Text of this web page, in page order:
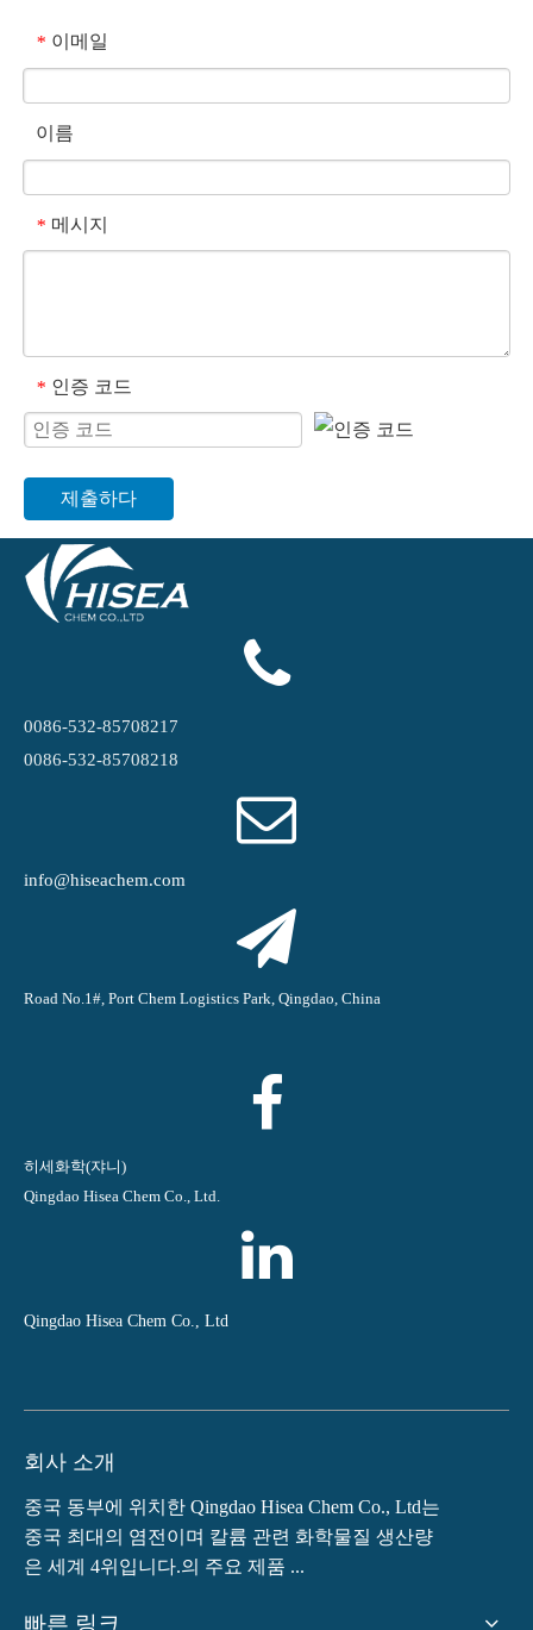
* 이메일
이름
* 메시지
* 인증 코드
제출하다
0086-532-85708217
0086-532-85708218
info@hiseachem.com
Road No.1#, Port Chem Logistics Park, Qingdao, China
히세화학(쟈니)
Qingdao Hisea Chem Co., Ltd.
Qingdao Hisea Chem Co., Ltd
회사 소개
중국 동부에 위치한 Qingdao Hisea Chem Co., Ltd는
중국 최대의 염전이며 칼륨 관련 화학물질 생산량
은 세계 4위입니다.의 주요 제품 ...
빠른 링크